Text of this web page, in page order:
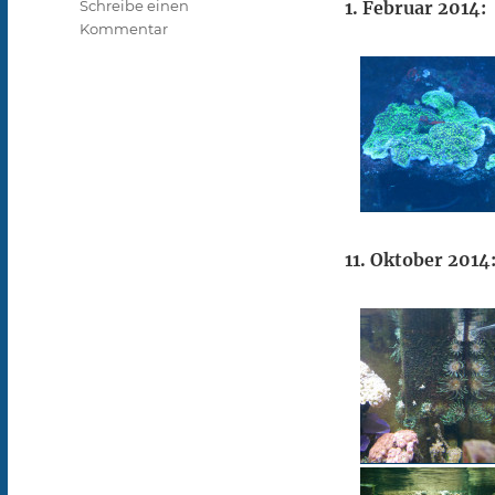
1. Februar 2014:
11. Oktober 2014:
Schreibe einen
Kommentarzu